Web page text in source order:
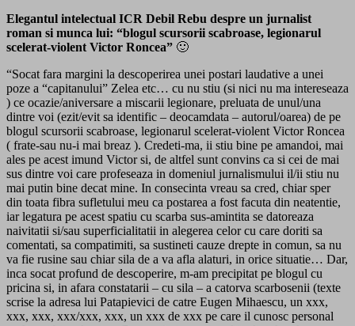
Elegantul intelectual ICR Debil Rebu despre un jurnalist
roman si munca lui: “blogul scursorii scabroase, legionarul
scelerat-violent Victor Roncea” 🙂
“Socat fara margini la descoperirea unei postari laudative a unei
poze a “capitanului” Zelea etc… cu nu stiu (si nici nu ma intereseaza
) ce ocazie/aniversare a miscarii legionare, preluata de unul/una
dintre voi (ezit/evit sa identific – deocamdata – autorul/oarea) de pe
blogul scursorii scabroase, legionarul scelerat-violent Victor Roncea
( frate-sau nu-i mai breaz ). Credeti-ma, ii stiu bine pe amandoi, mai
ales pe acest imund Victor si, de altfel sunt convins ca si cei de mai
sus dintre voi care profeseaza in domeniul jurnalismului il/ii stiu nu
mai putin bine decat mine. In consecinta vreau sa cred, chiar sper
din toata fibra sufletului meu ca postarea a fost facuta din neatentie,
iar legatura pe acest spatiu cu scarba sus-amintita se datoreaza
naivitatii si/sau superficialitatii in alegerea celor cu care doriti sa
comentati, sa compatimiti, sa sustineti cauze drepte in comun, sa nu
va fie rusine sau chiar sila de a va afla alaturi, in orice situatie… Dar,
inca socat profund de descoperire, m-am precipitat pe blogul cu
pricina si, in afara constatarii – cu sila – a catorva scarbosenii (texte
scrise la adresa lui Patapievici de catre Eugen Mihaescu, un xxx,
xxx, xxx, xxx/xxx, xxx, un xxx de xxx pe care il cunosc personal